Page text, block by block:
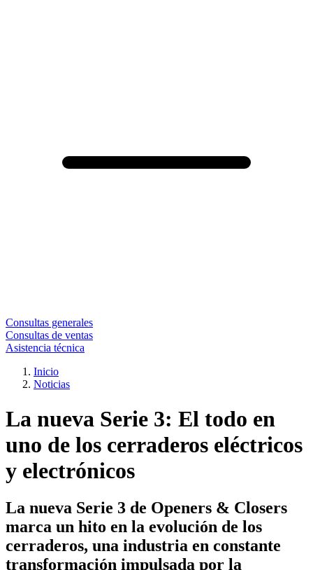
Consultas generales
Consultas de ventas
Asistencia técnica
Inicio
Noticias
La nueva Serie 3: El todo en
uno de los cerraderos eléctricos
y electrónicos
La nueva Serie 3 de Openers & Closers
marca un hito en la evolución de los
cerraderos, una industria en constante
transformación impulsada por la